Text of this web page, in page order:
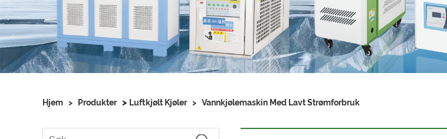
Hjem > Produkter > Luftkjølt Kjøler > Vannkjølemaskin Med Lavt Strømforbruk